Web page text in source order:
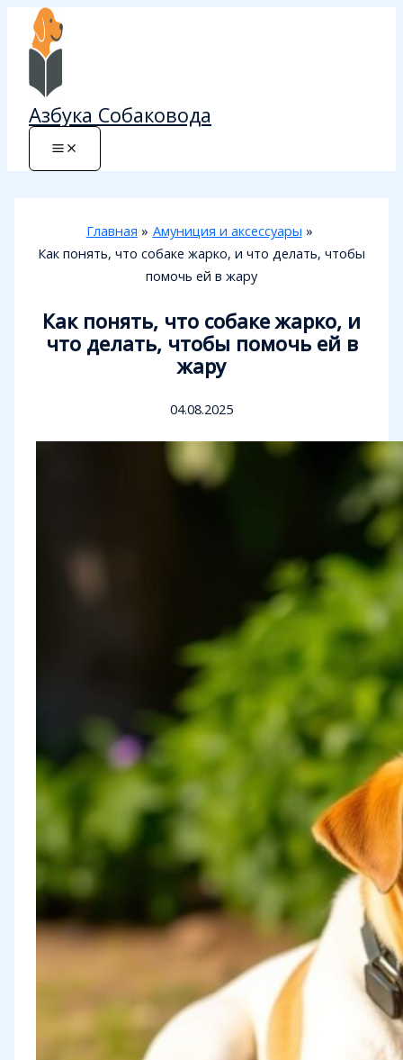
Перейти
содержимому
Азбука Собаковода
Главная
Амуниция и аксессуары
Как понять, что собаке жарко, и что делать, чтобы
помочь ей в жару
Как понять, что собаке жарко, и
что делать, чтобы помочь ей в
жару
04.08.2025